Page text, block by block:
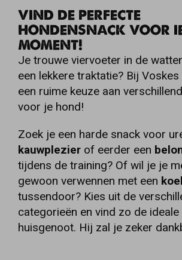
VIND DE PERFECTE
HONDENSNACK VOOR
MOMENT!
Je trouwe viervoeter in de
een lekkere traktatie? Bij
een ruime keuze aan
voor je hond!
Zoek je een harde snack voor
kauwplezier of eerder een
tijdens de training? Of wil je je
gewoon verwennen met een
tussendoor? Kies uit de
categorieën en vind zo de
huisgenoot. Hij zal je zeker